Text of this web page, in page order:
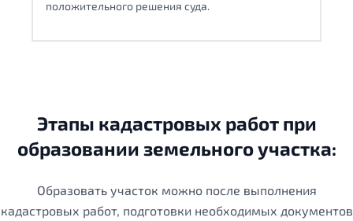
положительного решения суда.
Этапы кадастровых работ при
образовании земельного участка:
Образовать участок можно после выполнения
кадастровых работ, подготовки необходимых документов